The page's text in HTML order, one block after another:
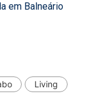
em Balneário
Living